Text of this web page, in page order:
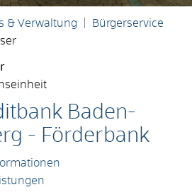
& Verwaltung
Bürgerservice
Baden-
- Förderbank